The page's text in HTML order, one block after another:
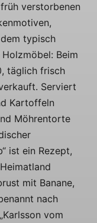
verstorbenen
typisch
Beim
täglich frisch
Serviert
Kartoffeln
Möhrentorte
ist ein Rezept,
mit Banane,
nach
vom